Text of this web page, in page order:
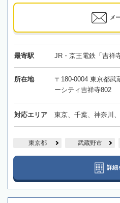
メ
最寄駅 JR・京王電鉄「吉祥
所在地
〒180-0004 東京都
ーシティ吉祥寺802
対応エリア 東京、千葉、神奈川
東京都 武蔵野市
詳細